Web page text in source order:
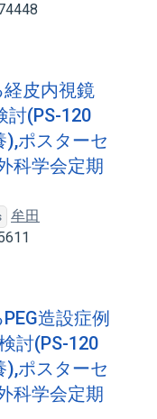
経皮内視鏡
討(PS-120
),ポスターセ
科学会定期
牟田
造設症例
討(PS-120
),ポスターセ
科学会定期